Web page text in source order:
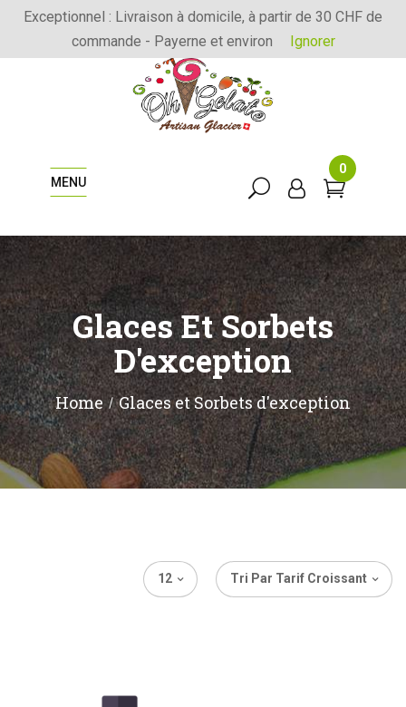
Exceptionnel : Livraison à domicile, à partir de 30 CHF de
commande - Payerne et environ
Ignorer
MENU
0
Glaces Et Sorbets
D'exception
Home Glaces et Sorbets d'exception
Tri Par Tarif Croissant
12